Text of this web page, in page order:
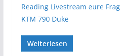
ReadingLivestream eure
KTM 790 Duke
Weiterlesen